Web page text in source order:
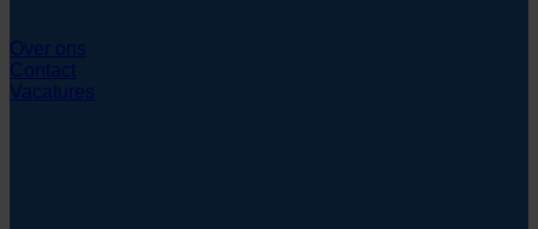
Over ons
Contact
Vacatures